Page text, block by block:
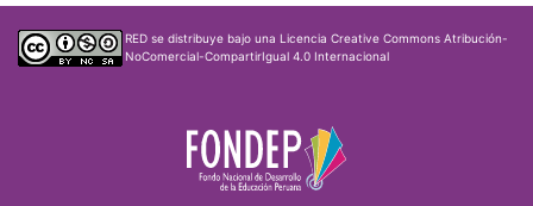
RED se distribuye bajo una Licencia Creative Commons Atribución-
NoComercial-CompartirIgual 4.0 Internacional